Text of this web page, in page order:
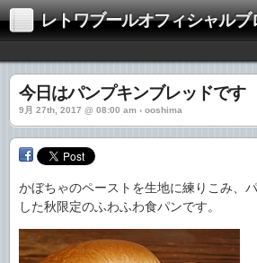
レトワブールオフィシャルブ
今日はパンプキンブレッドです
9月 27th, 2017 @ 08:00 am › ooshima
かぼちゃのペーストを生地に練りこみ、
した秋限定のふわふわ食パンです。